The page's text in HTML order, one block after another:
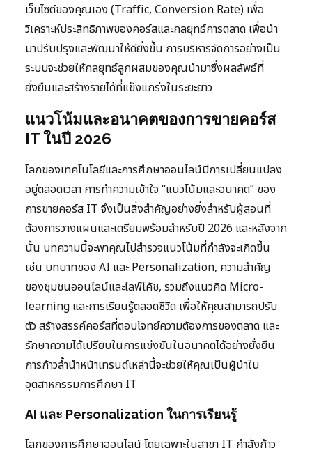
เว็บไซต์ของคุณเอง (Traffic, Conversion Rate) เพื่อ
วิเคราะห์ประสิทธิภาพของคอร์สและกลยุทธ์การตลาด เพื่อนำ
มาปรับปรุงและพัฒนาให้ดียิ่งขึ้น การบริหารจัดการอย่างเป็น
ระบบจะช่วยให้กลยุทธ์ลูกผสมของคุณนำมาซึ่งผลลัพธ์ที่
ยั่งยืนและสร้างรายได้ที่แข็งแกร่งในระยะยาว
แนวโน้มและอนาคตของการขายคอร์ส
IT ในปี 2026
โลกของเทคโนโลยีและการศึกษาออนไลน์มีการเปลี่ยนแปลง
อยู่ตลอดเวลา การทำความเข้าใจ “แนวโน้มและอนาคต” ของ
การขายคอร์ส IT จึงเป็นสิ่งสำคัญอย่างยิ่งสำหรับผู้สอนที่
ต้องการวางแผนและเตรียมพร้อมสำหรับปี 2026 และหลังจาก
นั้น บทความนี้จะพาคุณไปสำรวจแนวโน้มที่กำลังจะเกิดขึ้น
เช่น บทบาทของ AI และ Personalization, ความสำคัญ
ของชุมชนออนไลน์และไลฟ์โค้ช, รวมถึงแนวคิด Micro-
learning และการเรียนรู้ตลอดชีวิต เพื่อให้คุณสามารถปรับ
ตัว สร้างสรรค์คอร์สที่ตอบโจทย์ความต้องการของตลาด และ
รักษาความได้เปรียบในการแข่งขันในอนาคตได้อย่างยั่งยืน
การก้าวล้ำนำหน้าเทรนด์เหล่านี้จะช่วยให้คุณเป็นผู้นำใน
อุตสาหกรรมการศึกษา IT
AI และ Personalization ในการเรียนรู้
โลกของการศึกษาออนไลน์ โดยเฉพาะในสาขา IT กำลังก้าว